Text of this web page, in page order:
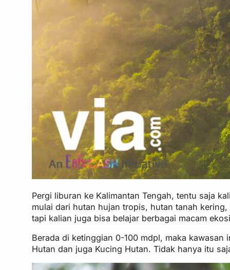
Pergi liburan ke Kalimantan Tengah, tentu saja
mulai dari hutan hujan tropis, hutan tanah
tapi kalian juga bisa belajar berbagai macam
Berada di ketinggian 0-100 mdpl, maka
Hutan dan juga Kucing Hutan. Tidak hanya itu